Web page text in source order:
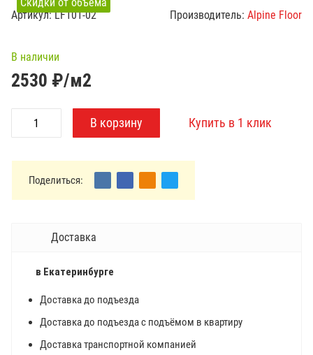
г
Артикул:LF101-02 Производитель: Alpine Floor
В наличии
2530 ₽/м2
Поделиться:
Доставка
в Екатеринбурге
Доставка до подъезда
Доставка до подъезда с подъёмом в квартиру
Доставка транспортной компанией